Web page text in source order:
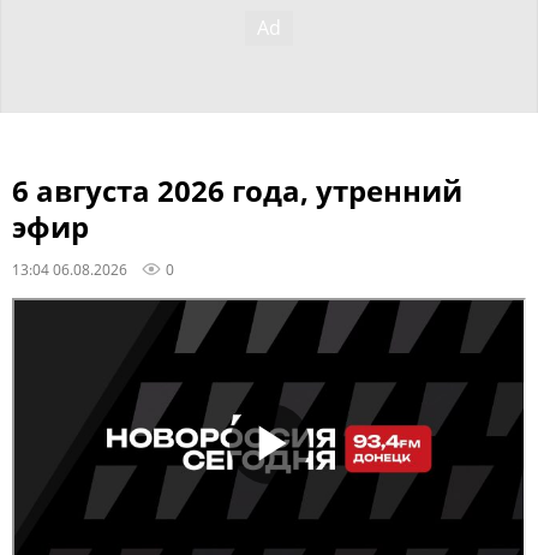
6 августа 2026 года, утренний
эфир
13:04 06.08.2026 0